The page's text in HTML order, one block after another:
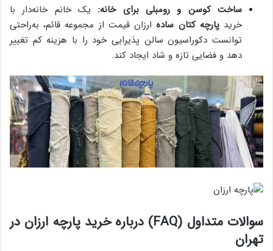
ساخت کوسن و رومبلی برای خانه: یک خانم خانه‌دار با
خریدپارچه کتان سادهارزان قیمت از مجموعه قائم، به‌راحتی
توانست دکوراسیون سالن پذیرایی خود را با هزینه کم تغییر
دهد و فضایی تازه و شاد ایجاد کند.
سوالات متداول (FAQ) درباره خرید پارچه ارزان در
تهران